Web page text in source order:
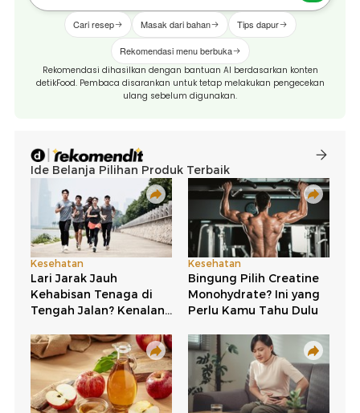
Cari resep Masak dari bahan Tips dapur
Rekomendasi menu berbuka
Rekomendasi dihasilkan dengan bantuan AI berdasarkan konten
detikFood. Pembaca disarankan untuk tetap melakukan pengecekan
ulang sebelum digunakan.